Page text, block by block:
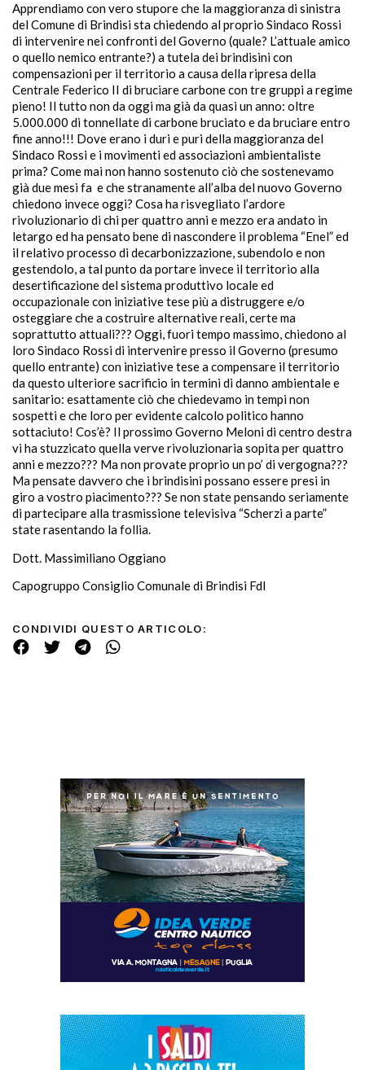
Apprendiamo con vero stupore che la maggioranza di sinistra
del Comune di Brindisi sta chiedendo al proprio Sindaco Rossi
di intervenire nei confronti del Governo (quale? L’attuale amico
o quello nemico entrante?) a tutela dei brindisini con
compensazioni per il territorio a causa della ripresa della
Centrale Federico II di bruciare carbone con tre gruppi a regime
pieno! Il tutto non da oggi ma già da quasi un anno: oltre
5.000.000 di tonnellate di carbone bruciato e da bruciare entro
fine anno!!! Dove erano i duri e puri della maggioranza del
Sindaco Rossi e i movimenti ed associazioni ambientaliste
prima? Come mai non hanno sostenuto ciò che sostenevamo
già due mesi fa e che stranamente all’alba del nuovo Governo
chiedono invece oggi? Cosa ha risvegliato l’ardore
rivoluzionario di chi per quattro anni e mezzo era andato in
letargo ed ha pensato bene di nascondere il problema “Enel” ed
il relativo processo di decarbonizzazione, subendolo e non
gestendolo, a tal punto da portare invece il territorio alla
desertificazione del sistema produttivo locale ed
occupazionale con iniziative tese più a distruggere e/o
osteggiare che a costruire alternative reali, certe ma
soprattutto attuali??? Oggi, fuori tempo massimo, chiedono al
loro Sindaco Rossi di intervenire presso il Governo (presumo
quello entrante) con iniziative tese a compensare il territorio
da questo ulteriore sacrificio in termini di danno ambientale e
sanitario: esattamente ciò che chiedevamo in tempi non
sospetti e che loro per evidente calcolo politico hanno
sottaciuto! Cos’è? Il prossimo Governo Meloni di centro destra
vi ha stuzzicato quella verve rivoluzionaria sopita per quattro
anni e mezzo??? Ma non provate proprio un po’ di vergogna???
Ma pensate davvero che i brindisini possano essere presi in
giro a vostro piacimento??? Se non state pensando seriamente
di partecipare alla trasmissione televisiva “Scherzi a parte”
state rasentando la follia.
Dott. Massimiliano Oggiano
Capogruppo Consiglio Comunale di Brindisi FdI
CONDIVIDI QUESTO ARTICOLO: